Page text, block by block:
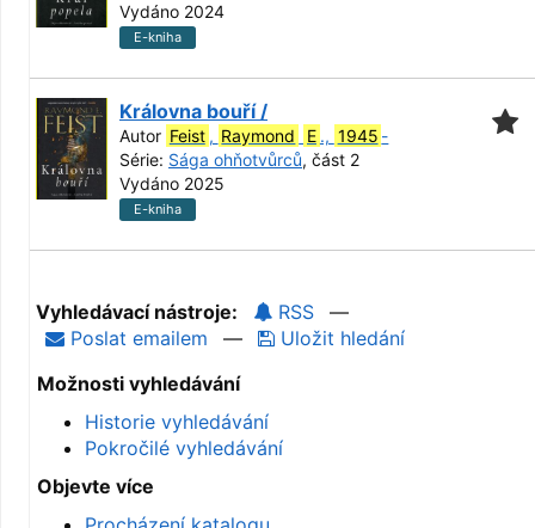
Vydáno 2024
E-kniha
Královna bouří /
Autor Feist , Raymond E ., 1945 -
Série: Sága ohňotvůrců, část 2
Vydáno 2025
E-kniha
Vyhledávací nástroje: RSS
—
Poslat emailem
—
Uložit hledání
Možnosti vyhledávání
Historie vyhledávání
Pokročilé vyhledávání
Objevte více